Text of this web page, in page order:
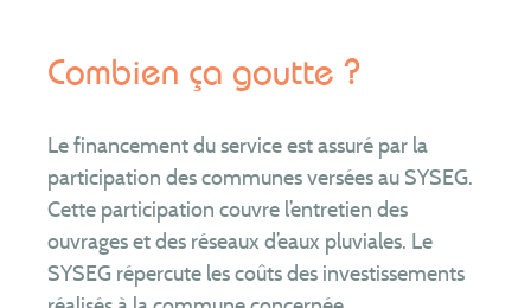
Combien ça goutte ?
Le financement du service est assuré par la
participation des communes versées au SYSEG.
Cette participation couvre l’entretien des
ouvrages et des réseaux d’eaux pluviales. Le
SYSEG répercute les coûts des investissements